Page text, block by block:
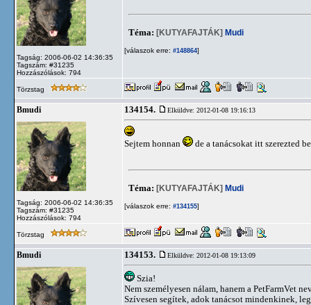
Tagság: 2006-06-02 14:36:35
Tagszám: #31235
Hozzászólások: 794
Téma: [KUTYAFAJTÁK] Mudi
[válaszok erre: #148864]
Törzstag
Bmudi
Tagság: 2006-06-02 14:36:35
Tagszám: #31235
Hozzászólások: 794
134154. Elküldve: 2012-01-08 19:16:13
Sejtem honnan de a tanácsokat itt szerezted
Téma: [KUTYAFAJTÁK] Mudi
[válaszok erre: #134155]
Törzstag
Bmudi 134153. Elküldve: 2012-01-08 19:13:09
Szia!
Nem személyesen nálam, hanem a PetFarmVet
Szívesen segítek, adok tanácsot mindenkinek,